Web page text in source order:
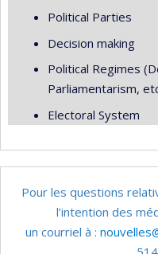
Political Parties
Decision making
Political Regimes
Parliamentarism,
Electoral System
Pour les questions
l’intention des
un courriel à :